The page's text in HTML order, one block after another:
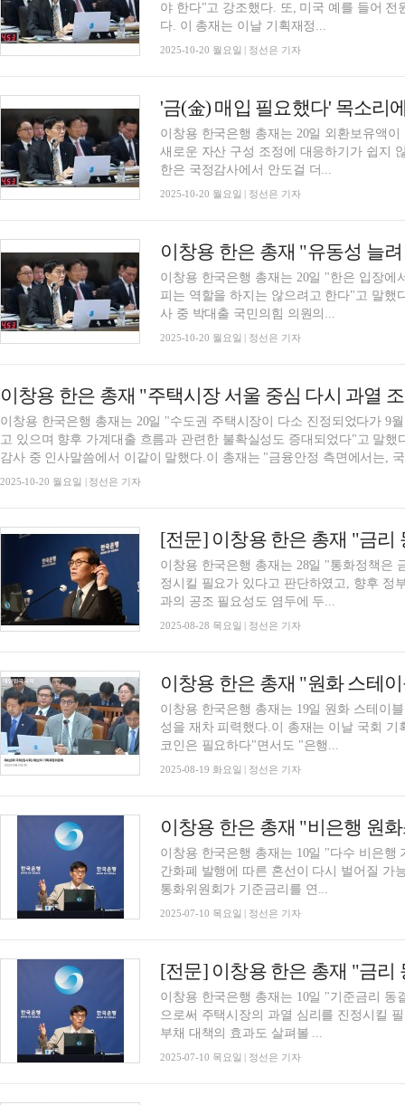
야 한다"고 강조했다. 또, 미국 예를 들어
다. 이 총재는 이날 기획재정...
2025-10-20 월요일 | 정선은 기자
이창용 한국은행 총재는 20일 외환보유액
새로운 자산 구성 조정에 대응하기가 쉽지
한은 국정감사에서 안도걸 더...
2025-10-20 월요일 | 정선은 기자
이창용 한국은행 총재는 20일 "한은 입장
피는 역할을 하지는 않으려고 한다"고 말했
사 중 박대출 국민의힘 의원의...
2025-10-20 월요일 | 정선은 기자
이창용 한국은행 총재는 20일 "수도권 주택시장이 다소 진정되었다가 9
고 있으며 향후 가계대출 흐름과 관련한 불확실성도 증대되었다"고 말
감사 중 인사말씀에서 이같이 말했다.이 총재는 "금융안정 측면에서는,
2025-10-20 월요일 | 정선은 기자
이창용 한국은행 총재는 28일 "통화정책은
정시킬 필요가 있다고 판단하였고, 향후 정
과의 공조 필요성도 염두에 두...
2025-08-28 목요일 | 정선은 기자
이창용 한국은행 총재는 19일 원화 스테이
성을 재차 피력했다.이 총재는 이날 국회
코인은 필요하다"면서도 "은행...
2025-08-19 화요일 | 정선은 기자
이창용 한국은행 총재는 10일 "다수 비은행
간화폐 발행에 따른 혼선이 다시 벌어질 가
통화위원회가 기준금리를 연...
2025-07-10 목요일 | 정선은 기자
이창용 한국은행 총재는 10일 "기준금리
으로써 주택시장의 과열 심리를 진정시킬
부채 대책의 효과도 살펴볼 ...
2025-07-10 목요일 | 정선은 기자